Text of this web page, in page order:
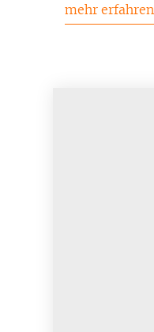
mehr erfahren